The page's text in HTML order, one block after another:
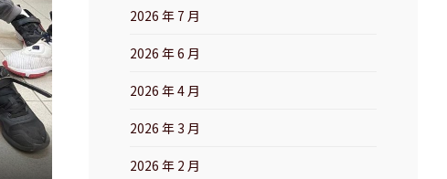
2026 年 7 月
2026 年 6 月
2026 年 4 月
2026 年 3 月
2026 年 2 月